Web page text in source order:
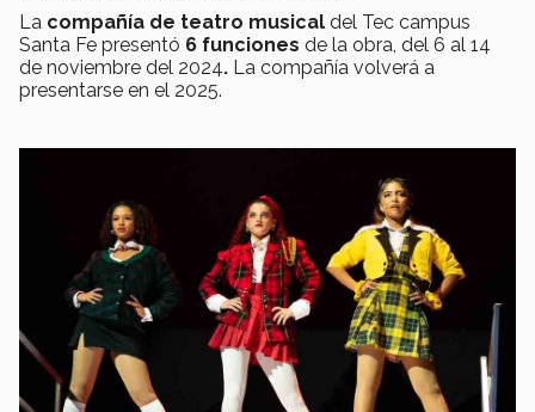
La compañía de teatro musical del Tec campus
Santa Fe presentó 6 funciones de la obra, del 6 al 14
de noviembre del 2024. La compañía volverá a
presentarse en el 2025.